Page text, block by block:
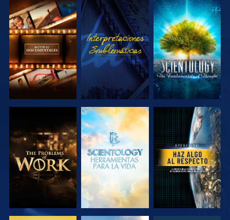
EXPLORA LAS
SERIES
VE
EXPLORA LAS
SERIES
EXPLORA LAS
SERIES
EXPLORA LAS
SERIES
VE